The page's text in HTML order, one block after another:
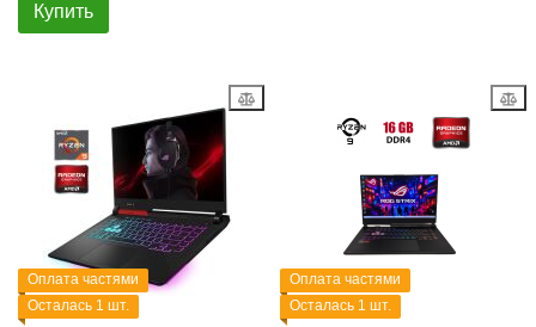
Купить
Оплата частями
Осталась 1 шт.
Оплата частями
Осталась 1 шт.